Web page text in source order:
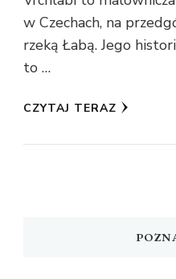
w Czechach, na
rzeką Łabą. Jego
to …
CZYTAJ TERAZ